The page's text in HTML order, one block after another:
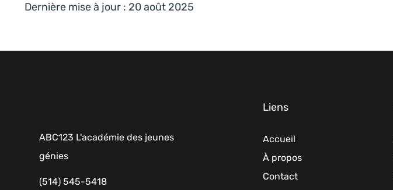
Dernière mise à jour : 20 août 2025
ABC123 L'académie des jeunes
génies
(514) 545-5418
Liens
Accueil
À propos
Contact